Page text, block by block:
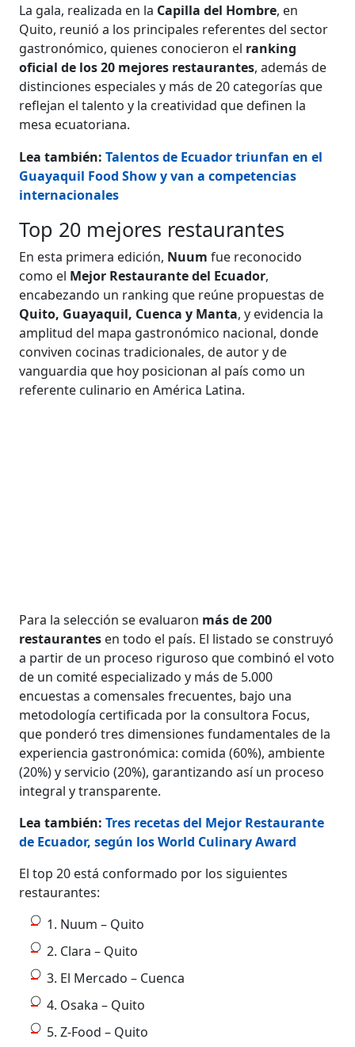
La gala, realizada en la Capilla del Hombre, en
Quito, reunió a los principales referentes del sector
gastronómico, quienes conocieron el ranking
oficial de los 20 mejores restaurantes, además de
distinciones especiales y más de 20 categorías que
reflejan el talento y la creatividad que definen la
mesa ecuatoriana.
Lea también: Talentos de Ecuador triunfan en el
Guayaquil Food Show y van a competencias
internacionales
Top 20 mejores restaurantes
En esta primera edición, Nuum fue reconocido
como el Mejor Restaurante del Ecuador,
encabezando un ranking que reúne propuestas de
Quito, Guayaquil, Cuenca y Manta, y evidencia la
amplitud del mapa gastronómico nacional, donde
conviven cocinas tradicionales, de autor y de
vanguardia que hoy posicionan al país como un
referente culinario en América Latina.
Para la selección se evaluaron más de 200
restaurantes en todo el país. El listado se construyó
a partir de un proceso riguroso que combinó el voto
de un comité especializado y más de 5.000
encuestas a comensales frecuentes, bajo una
metodología certificada por la consultora Focus,
que ponderó tres dimensiones fundamentales de la
experiencia gastronómica: comida (60%), ambiente
(20%) y servicio (20%), garantizando así un proceso
integral y transparente.
Lea también: Tres recetas del Mejor Restaurante
de Ecuador, según los World Culinary Award
El top 20 está conformado por los siguientes
restaurantes:
1. Nuum – Quito
2. Clara – Quito
3. El Mercado – Cuenca
4. Osaka – Quito
5. Z-Food – Quito